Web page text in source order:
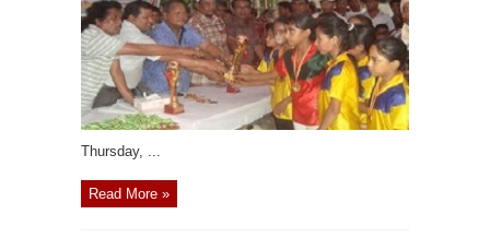
‎Thursday, ...
Read More »